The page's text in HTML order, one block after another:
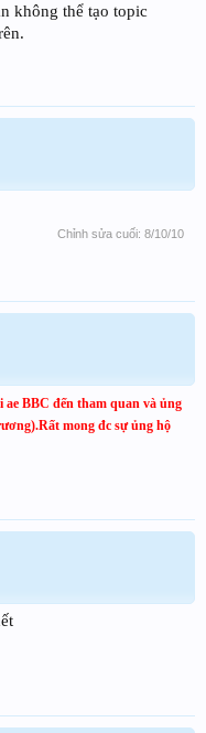
không thể tạo topic
Chỉnh sửa cuối: 8/10/10
BBC đến tham quan và ủng
mong đc sự ủng hộ